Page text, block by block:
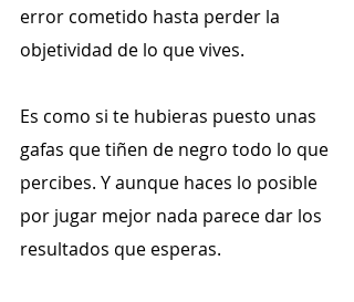
error cometido hasta perder la
objetividad de lo que vives.
Es como si te hubieras puesto unas
gafas que tiñen de negro todo lo que
percibes. Y aunque haces lo posible
por jugar mejor nada parece dar los
resultados que esperas.